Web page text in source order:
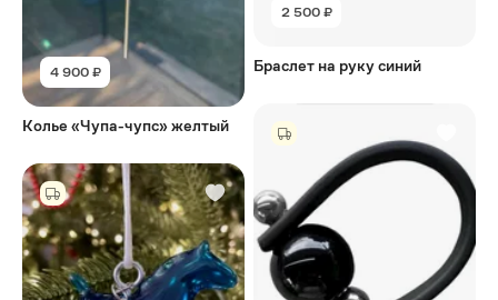
4 900 ₽
Колье «Чупа-чупс» желтый
2 500 ₽
Браслет на руку синий